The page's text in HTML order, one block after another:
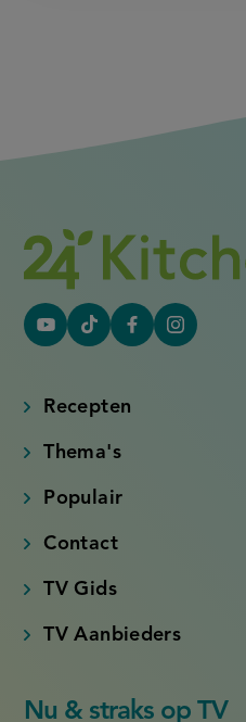
YouTube
link)
Tiktok
link)
FacebookInstagram
Recepten
Thema's
Populair
Contact
TV Gids
TV Aanbieders
Nu & straks op TV